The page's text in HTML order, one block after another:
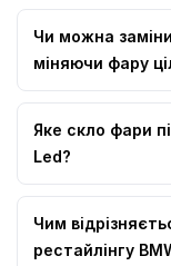
Чи можна
міняючи фару
Яке скло фари
Led?
Чим
рестайлінгу